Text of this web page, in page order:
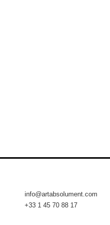
info@artabsolument.com
+33 1 45 70 88 17